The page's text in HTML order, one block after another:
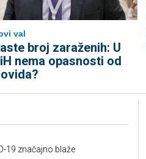
val
broj zaraženih: U
nema opasnosti od
19 značajno blaže